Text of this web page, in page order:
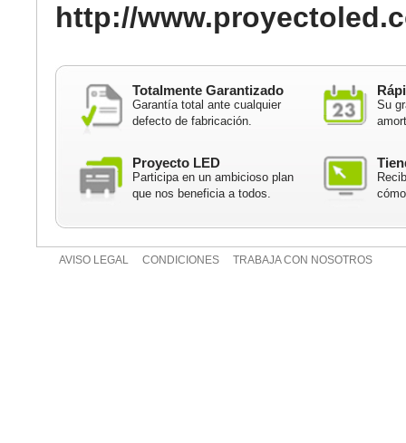
http://
Totalmente Garantizado
Garantía total ante cualquier
defecto de fabricación.
Su
Proyecto LED
Participa en un ambicioso plan
que nos beneficia a todos.
AVISO LEGAL CONDICIONES TRABAJA CON NOSOTROS